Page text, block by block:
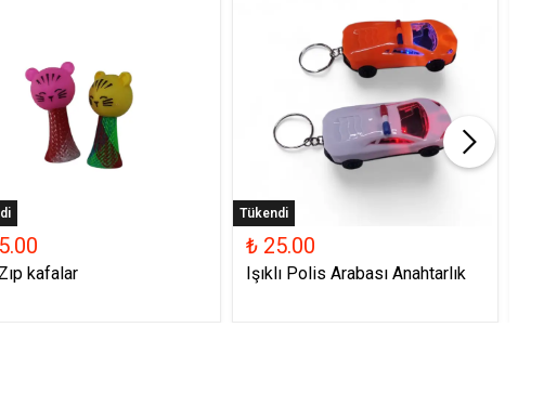
kafalar
Tükendi
₺ 25.00
Işıklı Polis Arabası Anahtarlık